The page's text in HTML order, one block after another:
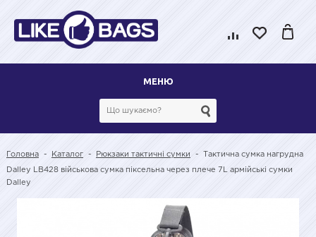
МЕНЮ
Головна - Каталог - Рюкзаки тактичні сумки - Тактична сумка нагрудна
Dalley LB428 військова сумка піксельна через плече 7L армійські сумки
Dalley